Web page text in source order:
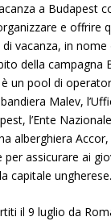
a Budapest
e offrire
vacanza, in nome
della campagna
un pool di
Malev,
l’Ente
alberghiera
assicurare ai
capitale ungherese.
il 9 luglio da